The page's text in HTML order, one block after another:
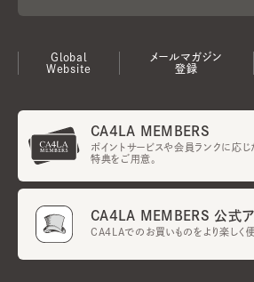
Global
Website
メールマガジン
登録
CA4LA MEMBERS
ポイントサービスや会員ランクに応じ
特典をご用意。
CA4LA MEMBERS 公式ア
CA4LAでのお買いものをより楽しく便